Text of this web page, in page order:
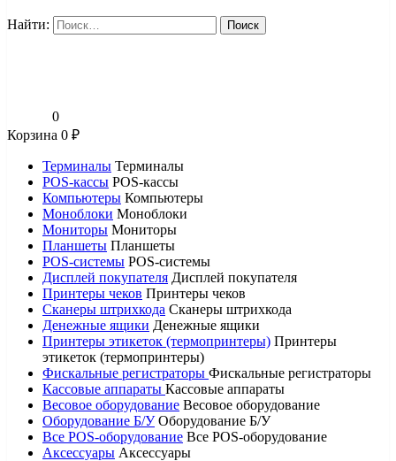
Найти:
0
Корзина 0 ₽
Терминалы Терминалы
POS-кассы POS-кассы
Компьютеры Компьютеры
Моноблоки Моноблоки
Мониторы Мониторы
Планшеты Планшеты
POS-системы POS-системы
Дисплей покупателя Дисплей покупателя
Принтеры чеков Принтеры чеков
Сканеры штрихкода Сканеры штрихкода
Денежные ящики Денежные ящики
Принтеры этикеток (термопринтеры) Принтеры
этикеток (термопринтеры)
Фискальные регистраторы Фискальные регистраторы
Кассовые аппараты Кассовые аппараты
Весовое оборудование Весовое оборудование
Оборудование Б/У Оборудование Б/У
Все POS-оборудование Все POS-оборудование
Аксессуары Аксессуары